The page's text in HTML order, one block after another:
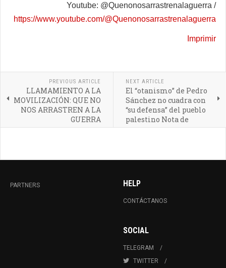
Youtube: @Quenonosarrastrenalaguerra /
https://www.youtube.com/@Quenonosarrastrenalaguerra
Imprimir
PREVIOUS ARTICLE
LLAMAMIENTO A LA
MOVILIZACIÓN: QUE NO
NOS ARRASTREN A LA
GUERRA
NEXT ARTICLE
El “otanismo” de Pedro
Sánchez no cuadra con
“su defensa” del pueblo
palestino Nota de
prensa
PARTNERS HELP
CONTÁCTANOS
SOCIAL
TELEGRAM
TWITTER